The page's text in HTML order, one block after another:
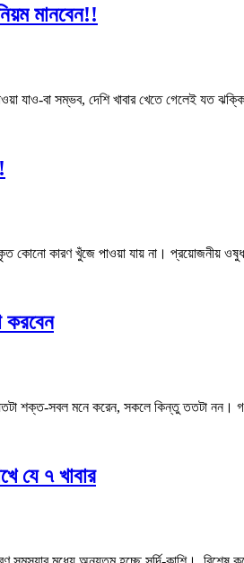
মানবেন!!
যাও-বা সম্ভব, দেশি খাবার খেতে গেলেই যত
কোনো কারণ খুঁজে পাওয়া যায় না। প্রয়োজনীয়
করবেন
শক্ত-সবল মনে করেন, সকলে কিন্তু ততটা নন।
যে ৭ খাবার